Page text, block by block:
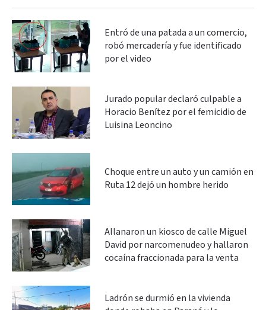
Entró de una patada a un comercio,
robó mercadería y fue identificado
por el video
Jurado popular declaró culpable a
Horacio Benítez por el femicidio de
Luisina Leoncino
Choque entre un auto y un camión en
Ruta 12 dejó un hombre herido
Allanaron un kiosco de calle Miguel
David por narcomenudeo y hallaron
cocaína fraccionada para la venta
Ladrón se durmió en la vivienda